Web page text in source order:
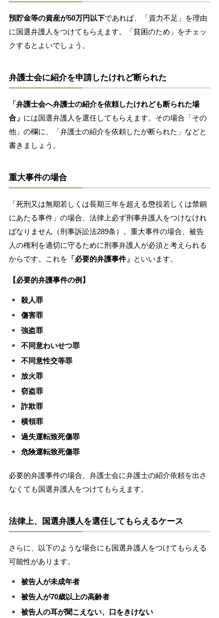
預貯金等の資産が50万円以下であれば、「資力不足」を理由
に国選弁護人をつけてもらえます。「貧困のため」をチェッ
クするとよいでしょう。
弁護士会に紹介を申請したけれど断られた
「弁護士会へ弁護士の紹介を依頼したけれども断られた場
合」 には国選弁護人を選任してもらえます。その場合「その
他」の欄に、「弁護士の紹介を依頼したが断られた」などと
書きましょう。
重大事件の場合
「死刑又は無期若しくは長期三年を超える懲役若しくは禁錮
にあたる事件」の場合、法律上必ず刑事弁護人をつけなけれ
ばなりません（刑事訴訟法289条）。重大事件の場合、被告
人の権利を適切に守るために刑事弁護人が必須と考えられる
からです。これを 「必要的弁護事件」 といいます。
【必要的弁護事件の例】
殺人罪
傷害罪
強盗罪
不同意わいせつ罪
不同意性交等罪
放火罪
窃盗罪
詐欺罪
横領罪
過失運転致死傷罪
危険運転致死傷罪
必要的弁護事件の場合、弁護士会に弁護士の紹介依頼を出さ
なくても国選弁護人をつけてもらえます。
法律上、国選弁護人を選任してもらえるケース
さらに、以下のような場合にも国選弁護人をつけてもらえる
可能性があります。
被告人が未成年者
被告人が70歳以上の高齢者
被告人の耳が聞こえない、口をきけない